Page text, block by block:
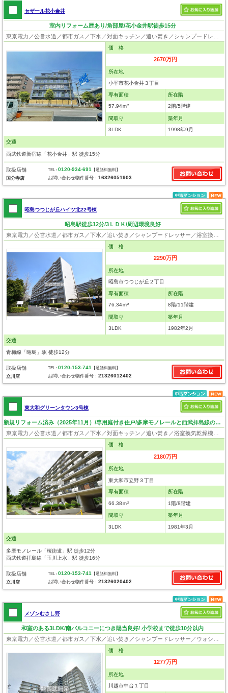
セザール花小金井
室内リフォーム歴あり/角部屋/花小金井駅徒歩15分
価 格
2670万円
所在地
小平市花小金井３丁目
専有面積
57.94ｍ²
所在階
2階/5階建
間取り
3LDK
築年月
1998年9月
交通
西武鉄道新宿線「花小金井」駅 徒歩15分
取扱店舗
国分寺店
TEL :0120-934-691 【通話料無料】
お問い合わせ物件番号：16326051903
昭島つつじが丘ハイツ北22号棟
昭島駅徒歩12分/3ＬＤＫ/周辺環境良好
価 格
2290万円
所在地
昭島市つつじが丘２丁目
専有面積
76.34ｍ²
所在階
8階/11階建
間取り
3LDK
築年月
1982年2月
交通
青梅線「昭島」駅 徒歩12分
取扱店舗
立川店
TEL :0120-153-741 【通話料無料】
お問い合わせ物件番号：21326012402
東大和グリーンタウン3号棟
新規リフォーム済み（2025年11月）/専用庭付き住戸/多摩モノレールと西武拝島線の二路線利用可能
価 格
2180万円
所在地
東大和市立野３丁目
専有面積
66.38ｍ²
所在階
1階/8階建
間取り
3LDK
築年月
1981年3月
交通
多摩モノレール「桜街道」駅 徒歩12分
西武鉄道拝島線「玉川上水」駅 徒歩16分
取扱店舗
立川店
TEL :0120-153-741 【通話料無料】
お問い合わせ物件番号：21326020402
メゾンむさし野
和室のある3LDK/南バルコニーにつき陽当良好/ 小学校まで徒歩10分以内
価 格
1277万円
所在地
川越市中台１丁目